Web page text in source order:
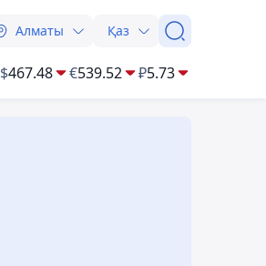
Алматы Қаз
$467.48 €539.52 ₽5.73